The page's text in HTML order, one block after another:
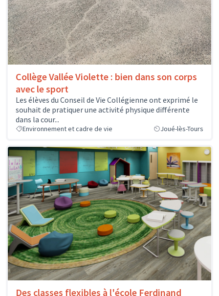
Collège Vallée Violette : bien dans son corps
avec le sport
Les élèves du Conseil de Vie Collégienne ont exprimé le
souhait de pratiquer une activité physique différente
dans la cour...
Environnement et cadre de vie Joué-lès-Tours
Des classes flexibles à l'école Ferdinand